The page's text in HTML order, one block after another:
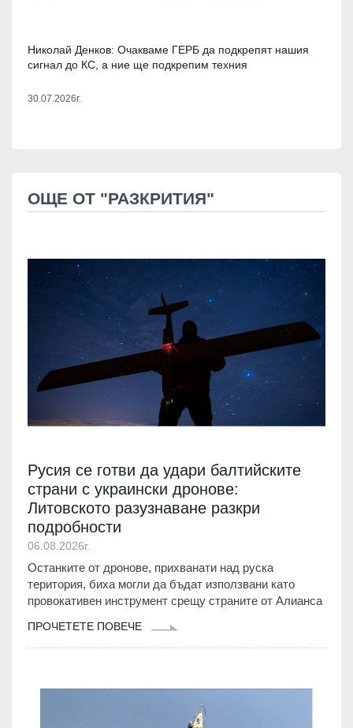
Николай Денков: Очакваме ГЕРБ да подкрепят нашия
сигнал до КС, а ние ще подкрепим техния
30.07.2026г.
ОЩЕ ОТ "РАЗКРИТИЯ"
Русия се готви да удари балтийските
страни с украински дронове:
Литовското разузнаване разкри
подробности
06.08.2026г.
Останките от дронове, прихванати над руска
територия, биха могли да бъдат използвани като
провокативен инструмент срещу страните от Алианса
ПРОЧЕТЕТЕ ПОВЕЧЕ